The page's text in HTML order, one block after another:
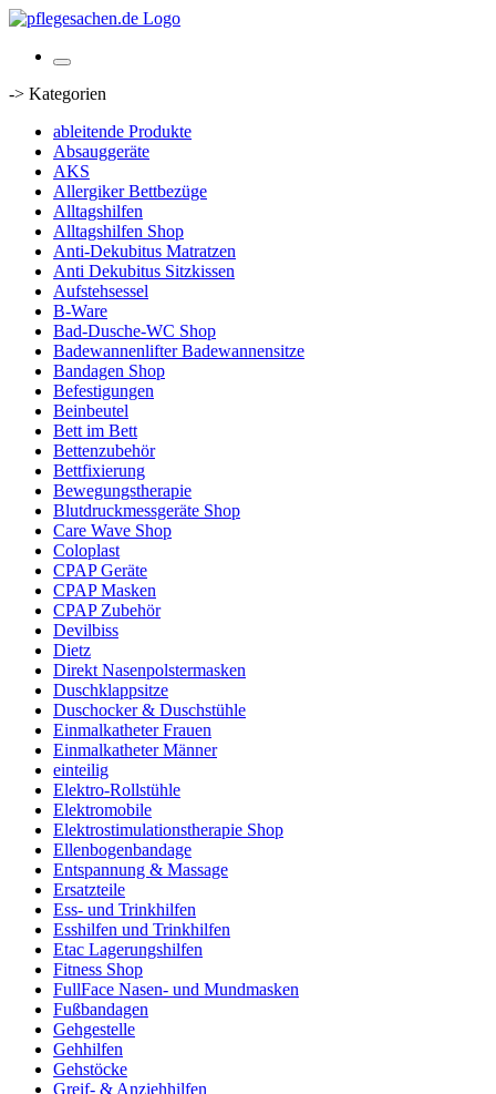
-> Kategorien
ableitende Produkte
Absauggeräte
AKS
Allergiker Bettbezüge
Alltagshilfen
Alltagshilfen Shop
Anti-Dekubitus Matratzen
Anti Dekubitus Sitzkissen
Aufstehsessel
B-Ware
Bad-Dusche-WC Shop
Badewannenlifter Badewannensitze
Bandagen Shop
Befestigungen
Beinbeutel
Bett im Bett
Bettenzubehör
Bettfixierung
Bewegungstherapie
Blutdruckmessgeräte Shop
Care Wave Shop
Coloplast
CPAP Geräte
CPAP Masken
CPAP Zubehör
Devilbiss
Dietz
Direkt Nasenpolstermasken
Duschklappsitze
Duschocker & Duschstühle
Einmalkatheter Frauen
Einmalkatheter Männer
einteilig
Elektro-Rollstühle
Elektromobile
Elektrostimulationstherapie Shop
Ellenbogenbandage
Entspannung & Massage
Ersatzteile
Ess- und Trinkhilfen
Esshilfen und Trinkhilfen
Etac Lagerungshilfen
Fitness Shop
FullFace Nasen- und Mundmasken
Fußbandagen
Gehgestelle
Gehhilfen
Gehstöcke
Greif- & Anziehhilfen